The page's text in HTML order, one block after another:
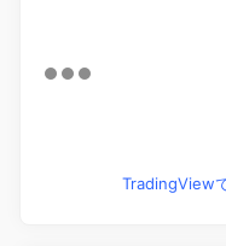
TradingView